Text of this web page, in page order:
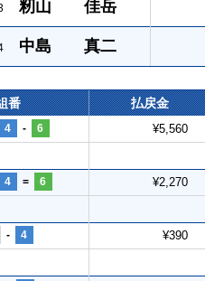
籾山 佳岳
中島 真二
番 払戻金
4 - 6 ¥5,560
4 = 6 ¥2,270
- 4 ¥390